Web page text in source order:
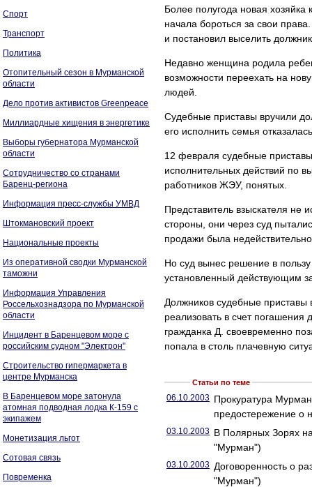
Спорт
Транспорт
Политика
Отопительный сезон в Мурманской
области
Дело против активистов Greenpeace
Миллиардные хищения в энергетике
Выборы губернатора Мурманской
области
Сотрудничество со странами
Баренц-региона
Информация пресс-службы УМВД
Штокмановский проект
Национальные проекты
Из оперативной сводки Мурманской
таможни
Информация Управления
Россельхознадзора по Мурманской
области
Инцидент в Баренцевом море с
российским судном "Электрон"
Строительство гипермаркета в
центре Мурманска
В Баренцевом море затонула
атомная подводная лодка К-159 с
экипажем
Монетизация льгот
Сотовая связь
Повременка
Более полугода новая
начала бороться за свои
и постановил выселить
Недавно женщина родила
возможности переехать на
людей.
Судебные приставы вручили
его исполнить семья
12 февраля судебные
исполнительных действий по
работников ЖЭУ, понятых.
Представитель взыскателя не
стороны, они через суд
продажи была
Но суд вынес решение в
установленный действующим
Должников судебные
реализовать в счет
гражданка Д. своевременно
попала в столь плачевную
Статьи по теме
06.10.2003 Прокуратура
предостережение о
03.10.2003 В Полярных Зорях
"Мурман")
03.10.2003 Договоренность о
"Мурман")